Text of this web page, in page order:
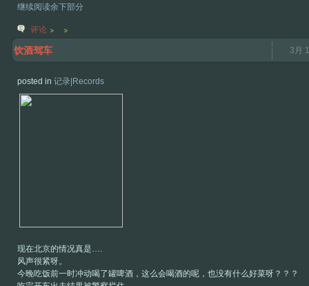
继续阅读余下部分
评论
饮酒驾车 3月
posted in 记录|Records
现在北京的情况真是….
风声很紧呀。
今晚吃饭前一时冲动喝了罐啤酒，这么会喝酒的呢，也没有什么好菜呀？？？